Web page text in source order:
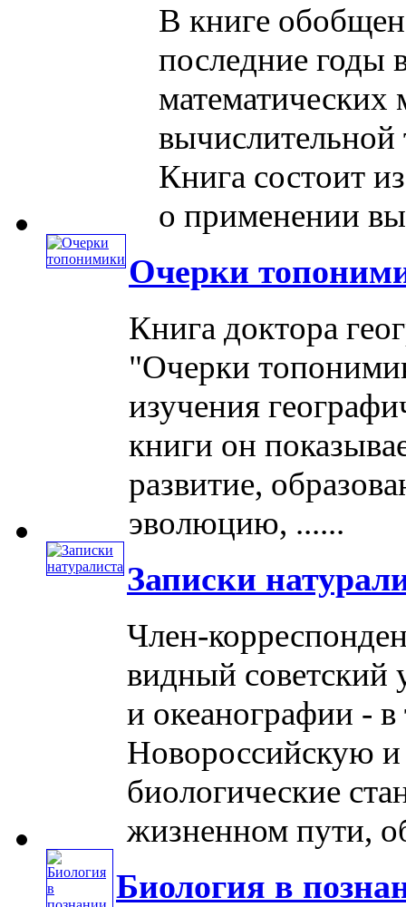
В книге
последние годы
математических
Книга состоит
о применении
Очерки
Книга доктора
"Очерки
изучения
книги он
развитие,
эволюцию, ......
Записки
Член-
видный советский
и океанографии - в
Новороссийскую
биологические
жизненном пути,
Биология в